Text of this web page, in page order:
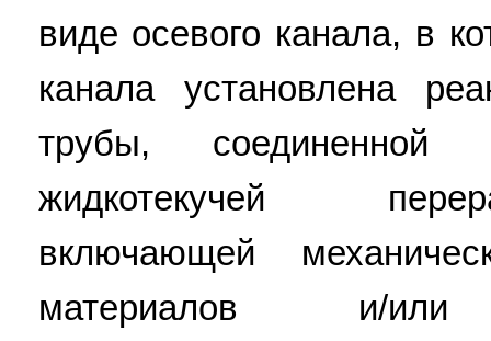
виде осевого канала, в
канала установлена
трубы,
жидкотекучей
включающей
материалов и/